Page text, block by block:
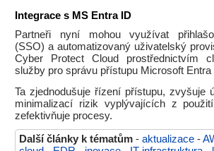
Integrace s MS Entra ID
Partneři nyní mohou využívat
(SSO) a automatizovaný uživatelský
Cyber Protect Cloud prostřednictvím
služby pro správu přístupu Microsoft Entra
Ta zjednodušuje řízení přístupu, zvyšuje
minimalizací rizik vyplývajících z
zefektivňuje procesy.
Další články k tématům - aktualizace -